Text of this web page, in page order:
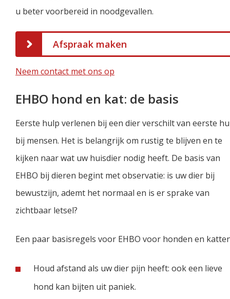
u beter voorbereid in noodgevallen.
Afspraak maken
Neem contact met ons op
EHBO hond en kat: de basis
Eerste hulp verlenen bij een dier verschilt van eerste
bij mensen. Het is belangrijk om rustig te blijven en te
kijken naar wat uw huisdier nodig heeft. De basis van
EHBO bij dieren begint met observatie: is uw dier bij
bewustzijn, ademt het normaal en is er sprake van
zichtbaar letsel?
Een paar basisregels voor EHBO voor honden en
Houd afstand als uw dier pijn heeft: ook een lieve
hond kan bijten uit paniek.